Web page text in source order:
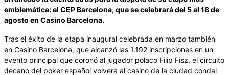
emblemática: el CEP Barcelona, que se celebrará del 5 al 18 de
agosto en Casino Barcelona.
Tras el éxito de la etapa inaugural celebrada en marzo también
en Casino Barcelona, que alcanzó las 1.192 inscripciones en un
evento principal que coronó al jugador polaco Filip Fisz, el circuito
decano del poker español volverá al casino de la ciudad condal